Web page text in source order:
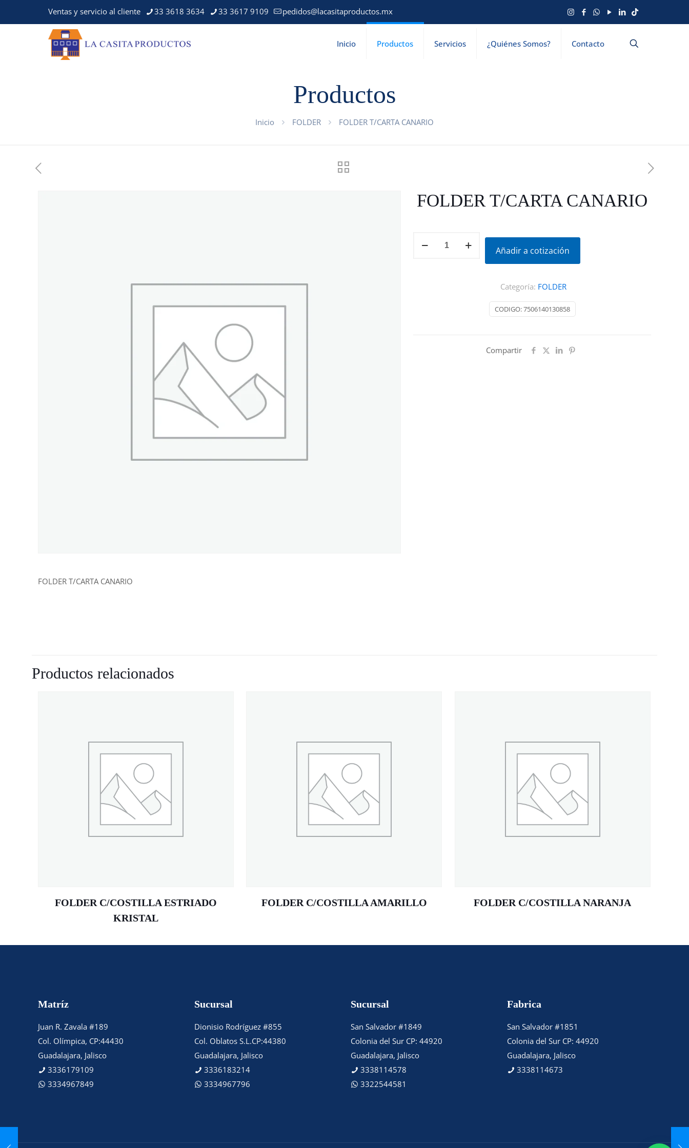
Ventas y servicio al cliente 33 3618 3634 33 3617 9109 pedidos@lacasitaproductos.mx
Inicio Productos Servicios ¿Quiénes Somos? Contacto
Productos
Inicio FOLDER FOLDER T/CARTA CANARIO
FOLDER T/CARTA CANARIO
Añadir a cotización
CODIGO:7506140130858
Categoría: FOLDER
Compartir
FOLDER T/CARTA CANARIO
Productos relacionados
FOLDER C/COSTILLA ESTRIADO
KRISTAL
FOLDER C/COSTILLA AMARILLO FOLDER C/COSTILLA NARANJA
Matríz
Juan R. Zavala #189
Col. Olímpica, CP:44430
Guadalajara, Jalisco
3336179109
3334967849
Sucursal
Dionisio Rodríguez #855
Col. Oblatos S.L.CP:44380
Guadalajara, Jalisco
3336183214
3334967796
Sucursal
San Salvador #1849
Colonia del Sur CP: 44920
Guadalajara, Jalisco
3338114578
3322544581
Fabrica
San Salvador #1851
Colonia del Sur CP: 44920
Guadalajara, Jalisco
3338114673